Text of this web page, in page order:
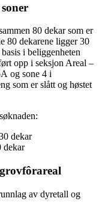
80 dekar som er
80 dekarene ligger 30
i beliggenheten
opp i seksjon Areal –
og sone 4 i
som er slått og høstet
dekar
dekar
av dyretall og